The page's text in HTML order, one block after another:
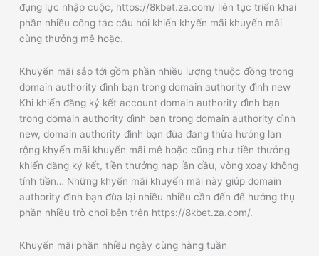
đụng lực nhập cuộc, https://8kbet.za.com/ liên tục triển khai
phần nhiều công tác câu hỏi khiến khyến mãi khuyến mãi
cùng thưởng mê hoặc.
Khuyến mãi sắp tới gồm phần nhiều lượng thuộc đồng trong
domain authority đình bạn trong domain authority đình new
Khi khiến đăng ký kết account domain authority đình bạn
trong domain authority đình bạn trong domain authority đình
new, domain authority đình bạn đùa đang thừa hưởng lan
rộng khyến mãi khuyến mãi mê hoặc cũng như tiền thưởng
khiến đăng ký kết, tiền thưởng nạp lần đầu, vòng xoay không
tính tiền… Những khyến mãi khuyến mãi này giúp domain
authority đình bạn đùa lại nhiều nhiều cần đến để hưởng thụ
phần nhiều trò chơi bên trên https://8kbet.za.com/.
Khuyến mãi phần nhiều ngày cùng hàng tuần